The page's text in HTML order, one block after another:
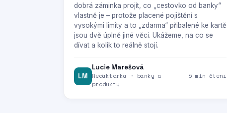
dobrá záminka projít, co „cestovko od banky“
vlastně je – protože placené pojištění s
vysokými limity a to „zdarma“ přibalené ke kartě
jsou dvě úplně jiné věci. Ukážeme, na co se
dívat a kolik to reálně stojí.
LM
Lucie Marešová
Redaktorka · banky a
produkty
5 min čtení